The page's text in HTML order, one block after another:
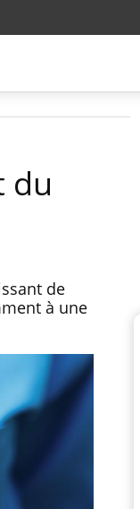
du
de
à une
Grossesse et chaleur : ce